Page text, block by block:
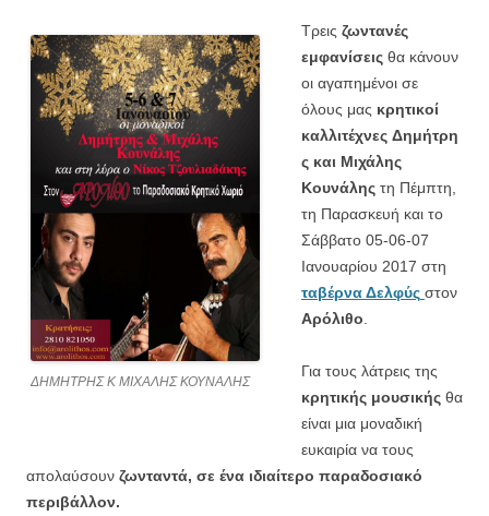
ΔΗΜΗΤΡΗΣ Κ ΜΙΧΑΛΗΣ ΚΟΥΝΑΛΗΣ
Τρεις ζωντανές
εμφανίσεις θα κάνουν
οι αγαπημένοι σε
όλους μας κρητικοί
καλλιτέχνες Δημήτρη
ς και Μιχάλης
Κουνάλης τη Πέμπτη,
τη Παρασκευή και το
Σάββατο 05-06-07
Ιανουαρίου 2017 στη
ταβέρνα Δελφύς στον
Αρόλιθο.
Για τους λάτρεις της
κρητικής μουσικής θα
είναι μια μοναδική
ευκαιρία να τους
απολαύσουν ζωνταντά, σε ένα ιδιαίτερο παραδοσιακό
περιβάλλον.